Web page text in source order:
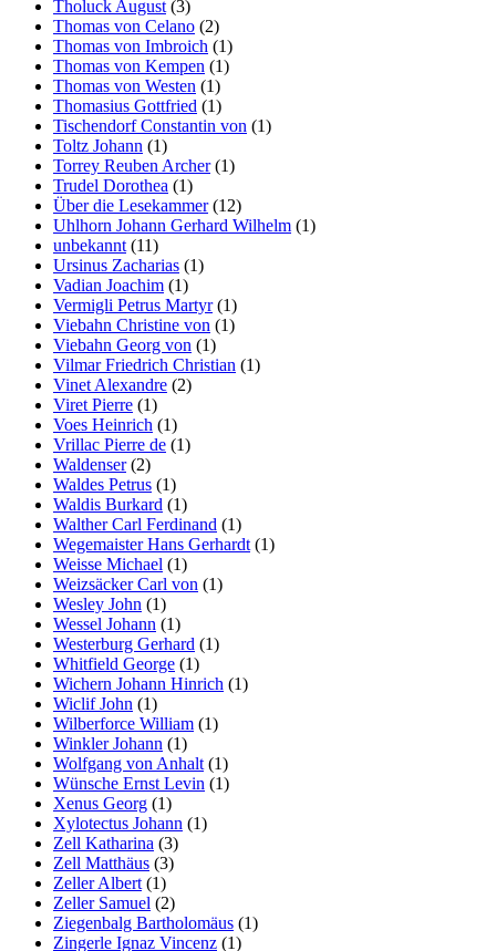
Tholuck August (3)
Thomas von Celano (2)
Thomas von Imbroich (1)
Thomas von Kempen (1)
Thomas von Westen (1)
Thomasius Gottfried (1)
Tischendorf Constantin von (1)
Toltz Johann (1)
Torrey Reuben Archer(1)
Trudel Dorothea (1)
Über die Lesekammer(12)
Uhlhorn Johann Gerhard Wilhelm (1)
unbekannt (11)
Ursinus Zacharias (1)
Vadian Joachim (1)
Vermigli Petrus Martyr(1)
Viebahn Christine von (1)
Viebahn Georg von (1)
Vilmar Friedrich Christian (1)
Vinet Alexandre (2)
Viret Pierre (1)
Voes Heinrich (1)
Vrillac Pierre de (1)
Waldenser(2)
Waldes Petrus (1)
Waldis Burkard (1)
Walther Carl Ferdinand (1)
Wegemaister Hans Gerhardt (1)
Weisse Michael (1)
Weizsäcker Carl von (1)
Wesley John (1)
Wessel Johann (1)
Westerburg Gerhard (1)
Whitfield George (1)
Wichern Johann Hinrich (1)
Wiclif John (1)
Wilberforce William (1)
Winkler Johann (1)
Wolfgang von Anhalt (1)
Wünsche Ernst Levin (1)
Xenus Georg (1)
Xylotectus Johann (1)
Zell Katharina (3)
Zell Matthäus (3)
Zeller Albert (1)
Zeller Samuel (2)
Ziegenbalg Bartholomäus (1)
Zingerle Ignaz Vincenz (1)